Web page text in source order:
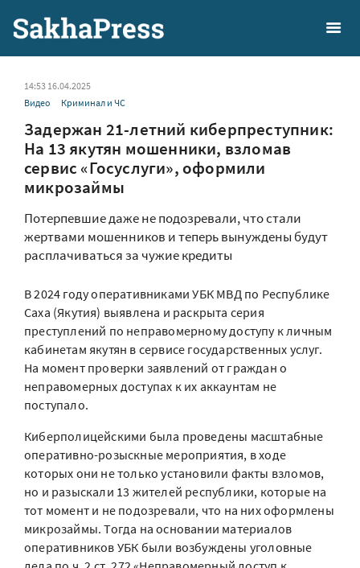
14:53 16.04.2025
Видео
Криминал и ЧС
Задержан 21-летний киберпреступник:
На 13 якутян мошенники, взломав
сервис «Госуслуги», оформили
микрозаймы
Потерпевшие даже не подозревали, что стали
жертвами мошенников и теперь вынуждены будут
расплачиваться за чужие кредиты
В 2024 году оперативниками УБК МВД по Республике
Саха (Якутия) выявлена и раскрыта серия
преступлений по неправомерному доступу к личным
кабинетам якутян в сервисе государственных услуг.
На момент проверки заявлений от граждан о
неправомерных доступах к их аккаунтам не
поступало.
Киберполицейскими была проведены масштабные
оперативно-розыскные мероприятия, в ходе
которых они не только установили факты взломов,
но и разыскали 13 жителей республики, которые на
тот момент и не подозревали, что на них оформлены
микрозаймы. Тогда на основании материалов
оперативников УБК были возбуждены уголовные